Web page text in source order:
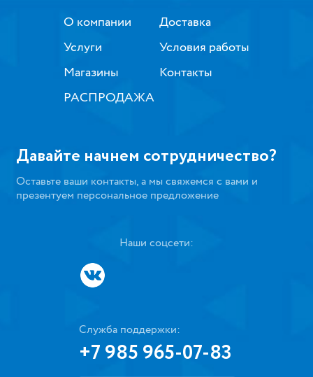
О компании
Услуги
Магазины
РАСПРОДАЖА
Доставка
Условия работы
Контакты
Давайте начнем сотрудничество?
Оставьте ваши контакты, а мы свяжемся с вами и
презентуем персональное предложение
Наши соцсети:
Служба поддержки:
+7 985 965-07-83